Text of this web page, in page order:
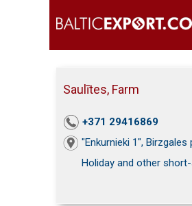
Saulītes, Farm
+371 29416869
"Enkurnieki 1",
Holiday and other